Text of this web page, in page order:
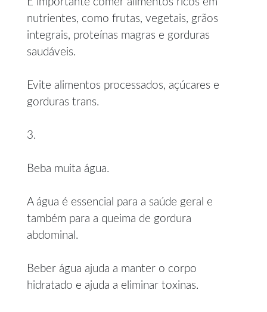
nutrientes, como frutas, vegetais, grãos
integrais, proteínas magras e gorduras
saudáveis.
Evite alimentos processados, açúcares e
gorduras trans.
3.
Beba muita água.
A água é essencial para a saúde geral e
também para a queima de gordura
abdominal.
Beber água ajuda a manter o corpo
hidratado e ajuda a eliminar toxinas.